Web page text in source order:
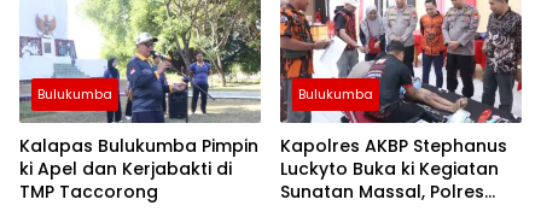
Bulukumba
Kalapas Bulukumba Pimpin
ki Apel dan Kerjabakti di
TMP Taccorong
Bulukumba
Kapolres AKBP Stephanus
Luckyto Buka ki Kegiatan
Sunatan Massal, Polres